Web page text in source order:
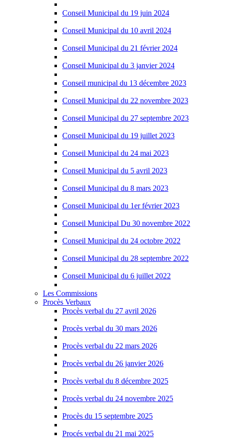
Conseil Municipal du 19 juin 2024
Conseil Municipal du 10 avril 2024
Conseil Municipal du 21 février 2024
Conseil Municipal du 3 janvier 2024
Conseil municipal du 13 décembre 2023
Conseil Municipal du 22 novembre 2023
Conseil Municipal du 27 septembre 2023
Conseil Municipal du 19 juillet 2023
Conseil Municipal du 24 mai 2023
Conseil Municipal du 5 avril 2023
Conseil Municipal du 8 mars 2023
Conseil Municipal du 1er février 2023
Conseil Municipal Du 30 novembre 2022
Conseil Municipal du 24 octobre 2022
Conseil Municipal du 28 septembre 2022
Conseil Municipal du 6 juillet 2022
Les Commissions
Procès Verbaux
Procès verbal du 27 avril 2026
Procès verbal du 30 mars 2026
Procès verbal du 22 mars 2026
Procès verbal du 26 janvier 2026
Procès verbal du 8 décembre 2025
Procès verbal du 24 novembre 2025
Procès du 15 septembre 2025
Procés verbal du 21 mai 2025